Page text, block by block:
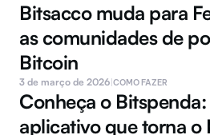
Bitsacco muda para
as comunidades de
Bitcoin
3 de março de 2026|COMO FAZER
Conheça o
aplicativo que torna o